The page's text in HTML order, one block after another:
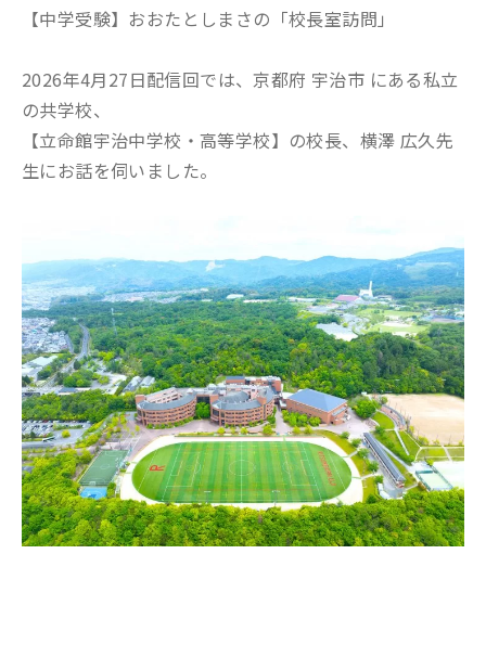
【中学受験】おおたとしまさの「校長室訪問」
2026年4月27日配信回では、京都府 宇治市 にある私立
の共学校、
【立命館宇治中学校・高等学校】の校長、横澤 広久先
生にお話を伺いました。